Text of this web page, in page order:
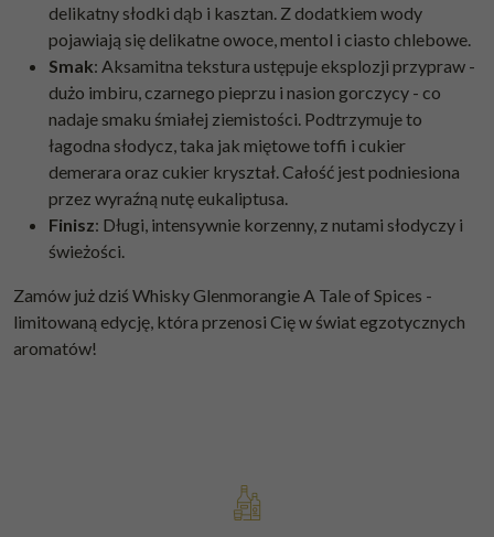
delikatny słodki dąb i kasztan. Z dodatkiem wody
pojawiają się delikatne owoce, mentol i ciasto chlebowe.
Smak: Aksamitna tekstura ustępuje eksplozji przypraw -
dużo imbiru, czarnego pieprzu i nasion gorczycy - co
nadaje smaku śmiałej ziemistości. Podtrzymuje to
łagodna słodycz, taka jak miętowe toffi i cukier
demerara oraz cukier kryształ. Całość jest podniesiona
przez wyraźną nutę eukaliptusa.
Finisz: Długi, intensywnie korzenny, z nutami słodyczy i
świeżości.
Zamów już dziś Whisky Glenmorangie A Tale of Spices -
limitowaną edycję, która przenosi Cię w świat egzotycznych
aromatów!